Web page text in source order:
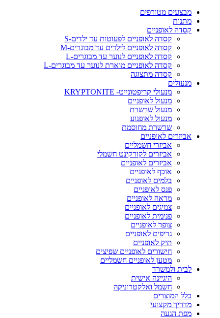
מבצעים מטורפים
מתנות
קסדה לאופניים
קסדה לאופניים לפעוטות עד ילדים-S
קסדה לאופניים לילדים עד מבוגרים-M
קסדה לאופניים לנוער עד מבוגרים-L
קסדה לאופניים מוארת לנוער עד מבוגרים-L
קסדה מתצוגה
מנעולים
מנעולי קריפטונייט- KRYPTONITE
מנעול לאופניים
מנעול שרשרת
מנעול לאופנוע
שרשרת מחוסמת
אביזרים לאופניים
אביזרי חשמליים
אביזרים לקורקינט חשמלי
אביזרים לאופניים
אוכף לאופניים
בלמים לאופניים
פנס לאופניים
מראה לאופניים
צמיגים לאופניים
פנימית לאופניים
צופר לאופניים
גריפים לאופניים
תיק לאופניים
חישורים לאופניים שפיצים
מטען לאופניים חשמליים
לבית ולמשרד
היגיינה אישית
חשמל ואלקטרוניקה
כלל המוצרים
מדריך מקצועי
מפת הגעה